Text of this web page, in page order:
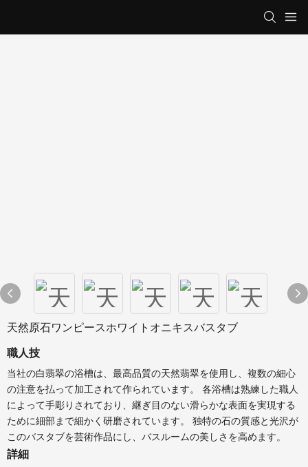
天然原石ワンピースホワイトオニキスバスタブ
職人技
当社の白翡翠の浴槽は、最高品質の天然翡翠を使用し、複数の細心
の注意を払って加工されて作られています。 各浴槽は熟練した職人
によって手彫りされており、継ぎ目のない滑らかな表面を実現する
ために細部まで細かく研磨されています。 独特の石の質感と光沢が
このバスタブを芸術作品にし、バスルームの美しさを高めます。
詳細